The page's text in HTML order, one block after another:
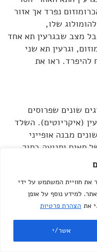
את חוויית המשתמש על ידי
למידע נוסף על אופן
את הצהרת פרטיות
אשר/י
נפרד אך אזור
שלו,
מצב שבגרעין תא אחד
וגרעין תא שני
להיפרד. ראו את
שונים שפרוסים
(איקריוטים). השלד
מבנה אופייני
תאים ותנועה בתוך
חלבוניים בתוך
של הגרעין. סיבים אלה
בכרומוזומים.
לגמרי ונבנים
בתאי הבת.